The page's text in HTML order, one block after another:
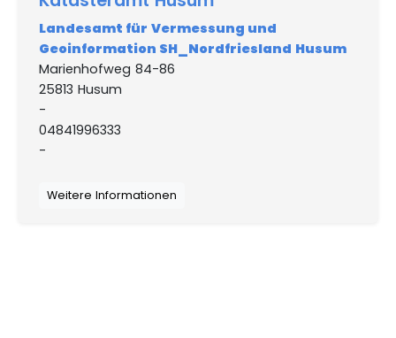
Landesamt für Vermessung und
Geoinformation SH_Nordfriesland Husum
Marienhofweg 84-86
25813 Husum
-
04841996333
-
Weitere Informationen